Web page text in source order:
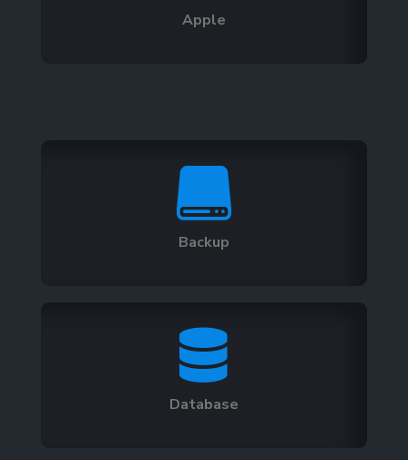
Apple

Backup

Database